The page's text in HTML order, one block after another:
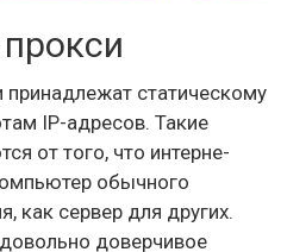
статическому
IP-адресов. Такие
от того, что интерне-
обычного
как сервер для других.
доверчивое